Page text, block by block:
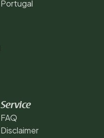
Portugal
Service
FAQ
Disclaimer